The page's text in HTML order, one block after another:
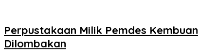
Perpustakaan Milik Pemdes Kembuan
Dilombakan